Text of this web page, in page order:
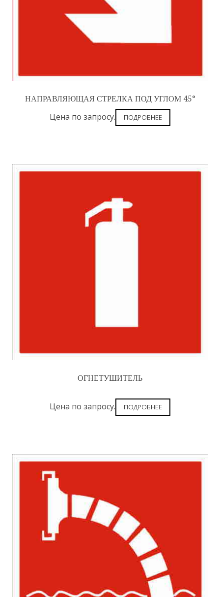
НАПРАВЛЯЮЩАЯ СТРЕЛКА ПОД УГЛОМ 45°
Цена по запросу. ПОДРОБНЕЕ
ОГНЕТУШИТЕЛЬ
Цена по запросу. ПОДРОБНЕЕ